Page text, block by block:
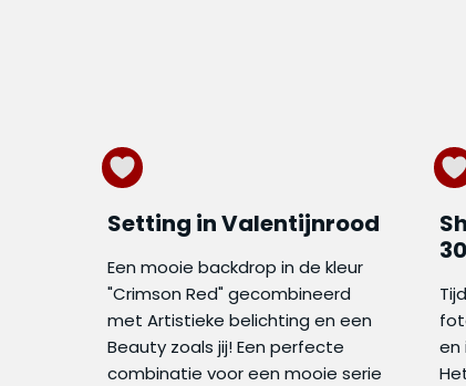
Setting in Valentijnrood
Een mooie backdrop in de kleur
"Crimson Red" gecombineerd
met Artistieke belichting en een
Beauty zoals jij! Een perfecte
combinatie voor een mooie serie
en